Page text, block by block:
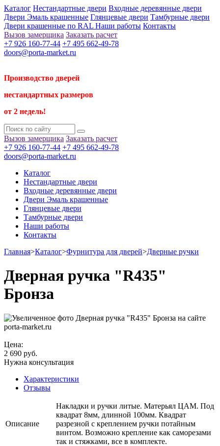
Каталог Нестандартные двери Входные деревянные двери
Двери Эмаль крашенные Глянцевые двери Тамбурные двери
Двери крашенные по RAL Наши работы Контакты
Вызов замерщика Заказать расчет
+7 926 160-77-44 +7 495 662-49-78
doors@porta-market.ru
Производство дверей
нестандартных размеров
от 2 недель!
Вызов замерщика Заказать расчет
+7 926 160-77-44 +7 495 662-49-78
doors@porta-market.ru
Каталог
Нестандартные двери
Входные деревянные двери
Двери Эмаль крашенные
Глянцевые двери
Тамбурные двери
Наши работы
Контакты
Главная>Каталог>Фурнитура для дверей>Дверные ручки
Дверная ручка "R435"
Бронза
Цена:
2 690 руб.
Нужна консультация
Характеристики
Отзывы
Описание
Накладки и ручки литые. Матерьял ЦАМ. Под
квадрат 8мм, длинной 100мм. Квадрат
разрезной с креплением ручки потайным
винтом. Возможно крепление как саморезами
так и стяжками, все в комплекте.